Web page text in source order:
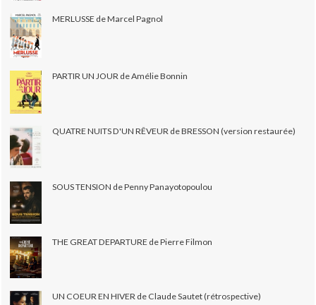
MERLUSSE de Marcel Pagnol
PARTIR UN JOUR de Amélie Bonnin
QUATRE NUITS D'UN RÊVEUR de BRESSON (version restaurée)
SOUS TENSION de Penny Panayotopoulou
THE GREAT DEPARTURE de Pierre Filmon
UN COEUR EN HIVER de Claude Sautet (rétrospective)